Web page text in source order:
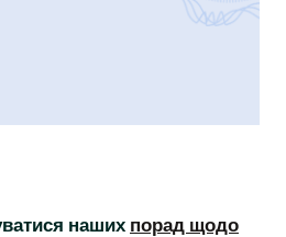
наших порад щодо